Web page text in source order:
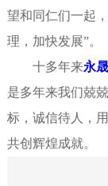
望和同仁们一起
理，加快发展”。
十多年来永
是多年来我们兢
标，诚信待人，
共创辉煌成就。